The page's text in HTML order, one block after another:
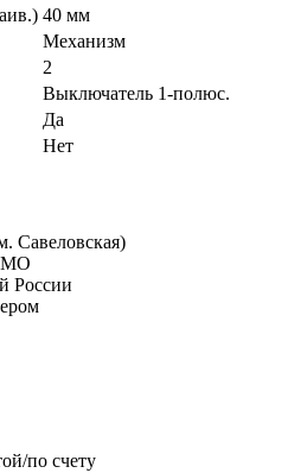
40 мм
Механизм
2
Выключатель 1-полюс.
Да
Нет
Савеловская)
МО
России
по счету